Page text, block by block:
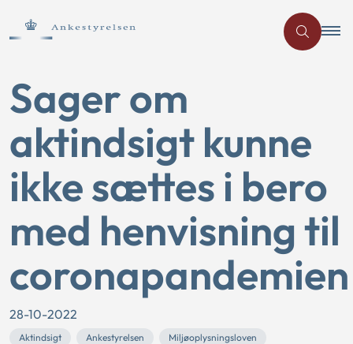
Sager om
aktindsigt kunne
ikke sættes i bero
med henvisning til
coronapandemien
28-10-2022
Aktindsigt Ankestyrelsen
Miljøoplysningsloven